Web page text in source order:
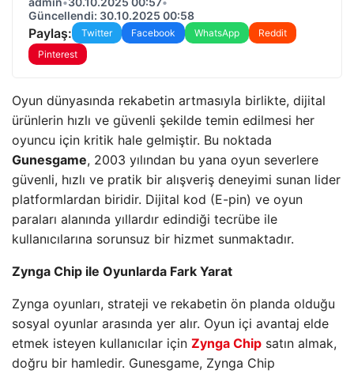
Güncellendi: 30.10.2025 00:58
Paylaş: Twitter Facebook WhatsApp
Reddit
Pinterest
Oyun dünyasında rekabetin artmasıyla birlikte, dijital
ürünlerin hızlı ve güvenli şekilde temin edilmesi her
oyuncu için kritik hale gelmiştir. Bu noktada
Gunesgame, 2003 yılından bu yana oyun severlere
güvenli, hızlı ve pratik bir alışveriş deneyimi sunan lider
platformlardan biridir. Dijital kod (E-pin) ve oyun
paraları alanında yıllardır edindiği tecrübe ile
kullanıcılarına sorunsuz bir hizmet sunmaktadır.
Zynga Chip ile Oyunlarda Fark Yarat
Zynga oyunları, strateji ve rekabetin ön planda olduğu
sosyal oyunlar arasında yer alır. Oyun içi avantaj elde
etmek isteyen kullanıcılar için Zynga Chip satın almak,
doğru bir hamledir. Gunesgame, Zynga Chip